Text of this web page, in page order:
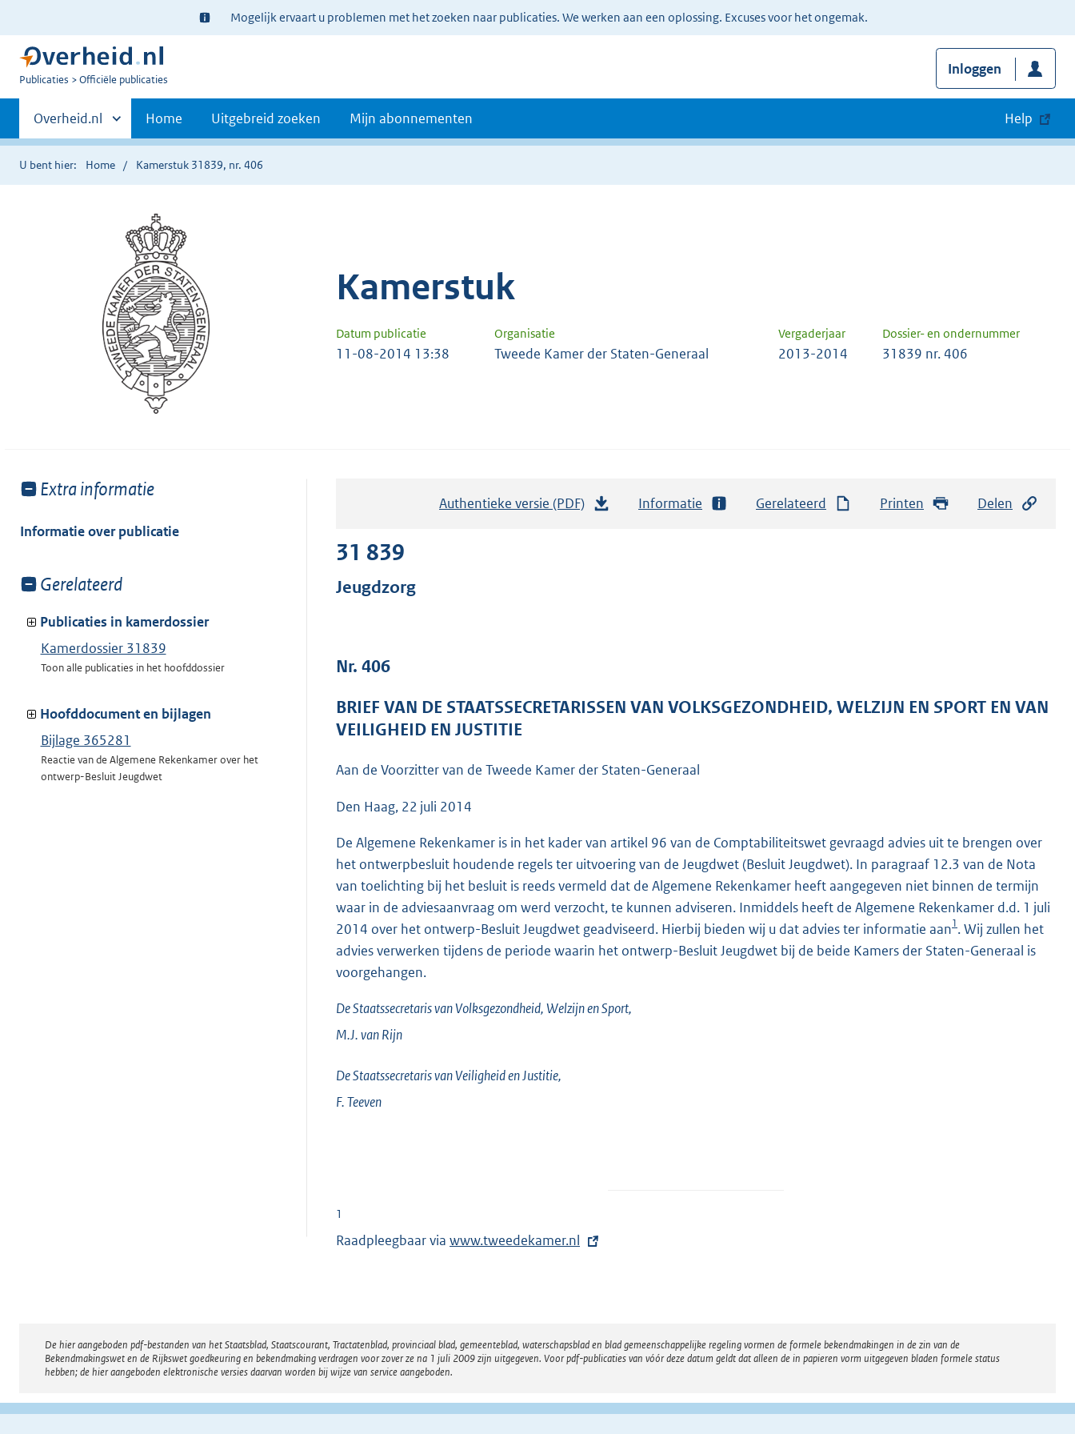
Ter
informatie:
Mogelijk ervaart u problemen met het zoeken naar publicaties. We werken aan een oplossing. Excuses voor het ongemak.
U
Publicaties Officiële publicaties
Inloggen
Primaire
navigatie
Andere
sites
binnen
Overheid.nl Home Uitgebreid zoeken Mijn abonnementen Help
U bent hier: Home Kamerstuk 31839, nr. 406
Kamerstuk
Datum publicatie Organisatie Vergaderjaar Dossier- en ondernummer
11-08-2014 13:38 Tweede Kamer der Staten-Generaal 2013-2014 31839 nr. 406
Toon
van:
Extra informatie
Informatie over publicatie
Toon
van:
Gerelateerd
Publicaties in kamerdossier
Kamerdossier 31839
Toon alle publicaties in het hoofddossier
Hoofddocument en bijlagen
Bijlage 365281
Reactie van de Algemene Rekenkamer over het
ontwerp-Besluit Jeugdwet
Authentieke versie (PDF)
r
t
3
6
K
b
Informatie Gerelateerd Printen Delen
31 839
Jeugdzorg
Nr. 406
BRIEF VAN DE STAATSSECRETARISSEN VAN VOLKSGEZONDHEID, WELZIJN EN SPORT EN VAN
VEILIGHEID EN JUSTITIE
Aan de Voorzitter van de Tweede Kamer der Staten-Generaal
Den Haag, 22 juli 2014
De Algemene Rekenkamer is in het kader van artikel 96 van de Comptabiliteitswet gevraagd advies uit te brengen over
het ontwerpbesluit houdende regels ter uitvoering van de Jeugdwet (Besluit Jeugdwet). In paragraaf 12.3 van de Nota
van toelichting bij het besluit is reeds vermeld dat de Algemene Rekenkamer heeft aangegeven niet binnen de termijn
waar in de adviesaanvraag om werd verzocht, te kunnen adviseren. Inmiddels heeft de Algemene Rekenkamer d.d. 1 juli
2014 over het ontwerp-Besluit Jeugdwet geadviseerd. Hierbij bieden wij u dat advies ter informatie aan1. Wij zullen het
advies verwerken tijdens de periode waarin het ontwerp-Besluit Jeugdwet bij de beide Kamers der Staten-Generaal is
voorgehangen.
De Staatssecretaris van Volksgezondheid, Welzijn en Sport,
M.J. vanRijn
De Staatssecretaris van Veiligheid en Justitie,
F.Teeven
1
Raadpleegbaar via E
n
e
i
www.tweedekamer.nl
Disclaimer
De hier aangeboden pdf-bestanden van het Staatsblad, Staatscourant, Tractatenblad, provinciaal blad, gemeenteblad, waterschapsblad en blad gemeenschappelijke regeling vormen de formele bekendmakingen in de zin van de
Bekendmakingswet en de Rijkswet goedkeuring en bekendmaking verdragen voor zover ze na 1 juli 2009 zijn uitgegeven. Voor pdf-publicaties van vóór deze datum geldt dat alleen de in papieren vorm uitgegeven bladen formele status
hebben; de hier aangeboden elektronische versies daarvan worden bij wijze van service aangeboden.